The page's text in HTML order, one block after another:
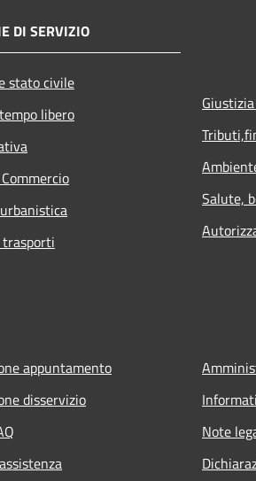
DI SERVIZIO
stato civile
libero
Salute,
appuntamento
disservizio
Note